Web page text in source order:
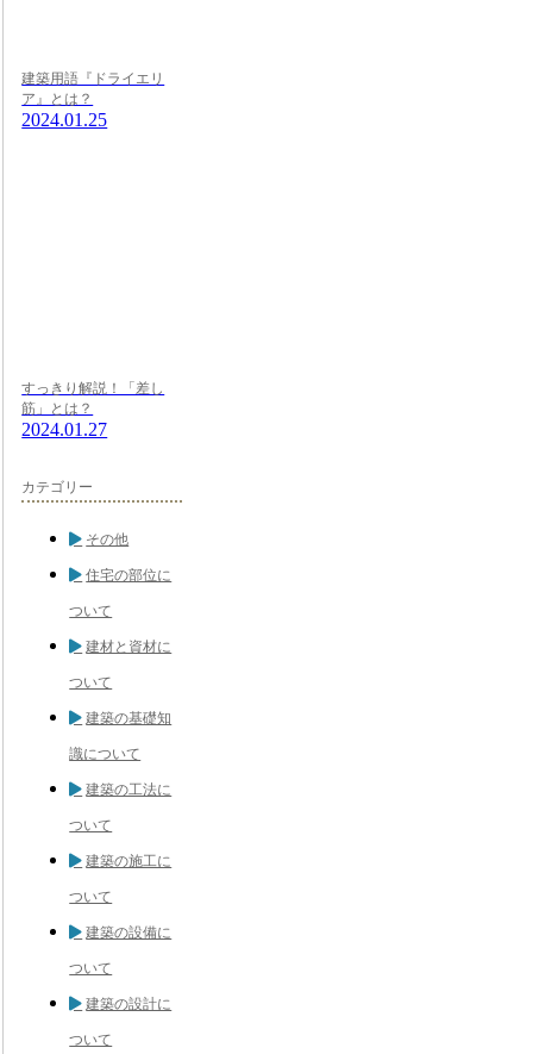
建築用語『ドライエリ
ア』とは？
2024.01.25
すっきり解説！「差し
筋」とは？
2024.01.27
カテゴリー
その他
住宅の部位に
ついて
建材と資材に
ついて
建築の基礎知
識について
建築の工法に
ついて
建築の施工に
ついて
建築の設備に
ついて
建築の設計に
ついて